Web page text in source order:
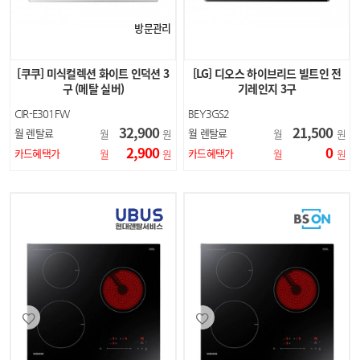
방문관리
[쿠쿠] 미식컬렉션 화이트 인덕션 3
구 (메탈 실버)
CIR-E301FW
월 렌탈료 월 32,900 원
카드혜택가
월 2,900 원
[LG] 디오스 하이브리드 빌트인 전
기레인지 3구
BEY3GS2
월 렌탈료 월 21,500 원
카드혜택가
월 0 원